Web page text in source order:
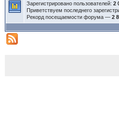
Зарегистрировано пользователей: 2
Приветствуем последнего
Рекорд посещаемости форума — 2